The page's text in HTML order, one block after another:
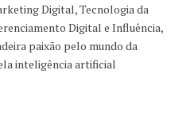
Digital, Tecnologia da
Digital e Influência,
paixão pelo mundo da
inteligência artificial